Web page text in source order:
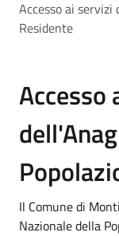
Accesso ai servizi
Residente
Accesso
Il Comune di
Nazionale della